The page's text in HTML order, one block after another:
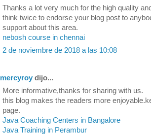
Thanks a lot very much for the high quality
think twice to endorse your blog post to
support about this area.
nebosh course in chennai
2 de noviembre de 2018 a las 10:08
mercyroy dijo...
More informative,thanks for sharing with us.
this blog makes the readers more
page.
Java Coaching Centers in Bangalore
Java Training in Perambur